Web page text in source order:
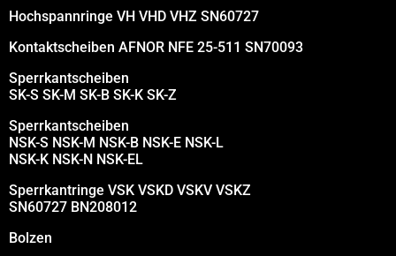
Hochspannringe VH VHD VHZ SN60727
Kontaktscheiben AFNOR NFE 25-511 SN70093
Sperrkantscheiben
SK-S SK-M SK-B SK-K SK-Z
Sperrkantscheiben
NSK-S NSK-M NSK-B NSK-E NSK-L
NSK-K NSK-N NSK-EL
Sperrkantringe VSK VSKD VSKV VSKZ
SN60727 BN208012
Bolzen